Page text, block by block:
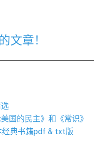
文章！
国的民主》和《常识》
经典书籍pdf & txt版